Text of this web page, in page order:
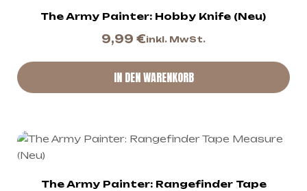
The Army Painter: Hobby Knife (Neu)
9,99 €inkl. MwSt.
IN DEN WARENKORB
The Army Painter: Rangefinder Tape